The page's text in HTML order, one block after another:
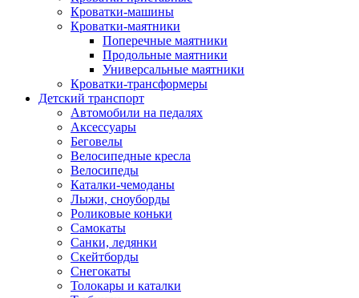
Кроватки-машины
Кроватки-маятники
Поперечные маятники
Продольные маятники
Универсальные маятники
Кроватки-трансформеры
Детский транспорт
Автомобили на педалях
Аксессуары
Беговелы
Велосипедные кресла
Велосипеды
Каталки-чемоданы
Лыжи, сноуборды
Роликовые коньки
Самокаты
Санки, ледянки
Скейтборды
Снегокаты
Толокары и каталки